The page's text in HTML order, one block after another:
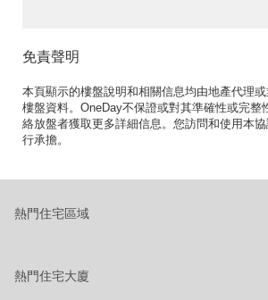
免責聲明
本頁顯示的樓盤說明和相關信息均由地產代理
樓盤資料。OneDay不保證或對其準確性或完整
絡放盤者獲取更多詳細信息。您訪問和使用本
行承擔。
熱門住宅區域
熱門住宅大廈